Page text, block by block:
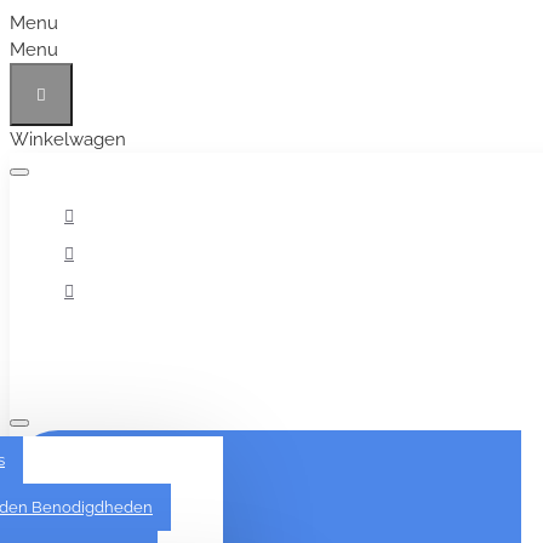
Menu
Menu
Winkelwagen
Alles
Benodigdheden